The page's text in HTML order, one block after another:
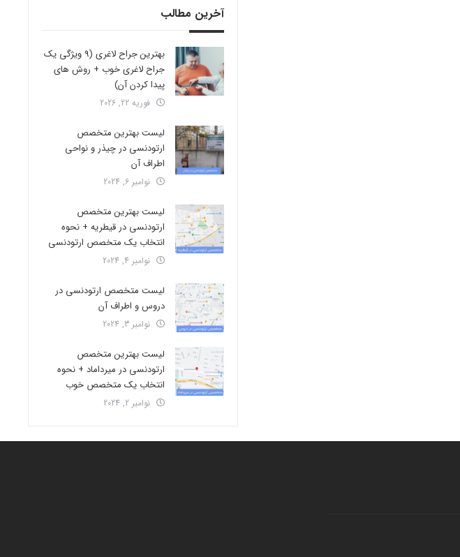
آخرین مطالب
بهترین جراح لاغری (9 ویژگی یک
جراح لاغری خوب + روش های
پیدا کردن آن)
فوریه 22, 2026
لیست بهترین متخصص
ارتودنسی در چیذر و نواحی
اطراف آن
نوامبر 6, 2024
لیست بهترین متخصص
ارتودنسی در قیطریه + نحوه
انتخاب یک متخصص ارتودنسی
نوامبر 4, 2024
لیست متخصص ارتودنسی در
دروس و اطراف آن
نوامبر 3, 2024
لیست بهترین متخصص
ارتودنسی در میرداماد + نحوه
انتخاب یک متخصص خوب
نوامبر 2, 2024